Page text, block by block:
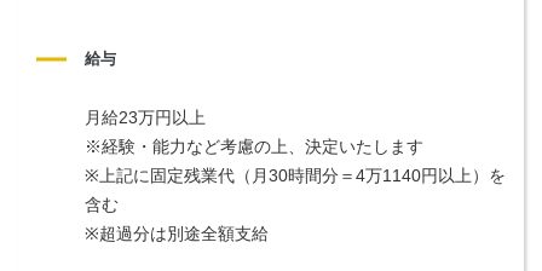
給与
月給23万円以上
※経験・能力など考慮の上、決定いたします
※上記に固定残業代（月30時間分＝4万1140円以上）を
含む
※超過分は別途全額支給